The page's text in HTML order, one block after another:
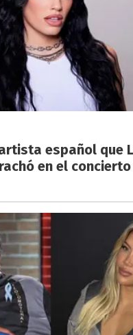
español que
en el